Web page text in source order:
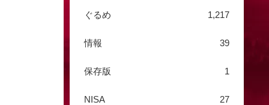
ぐるめ 1,217
情報 39
保存版 1
NISA 27